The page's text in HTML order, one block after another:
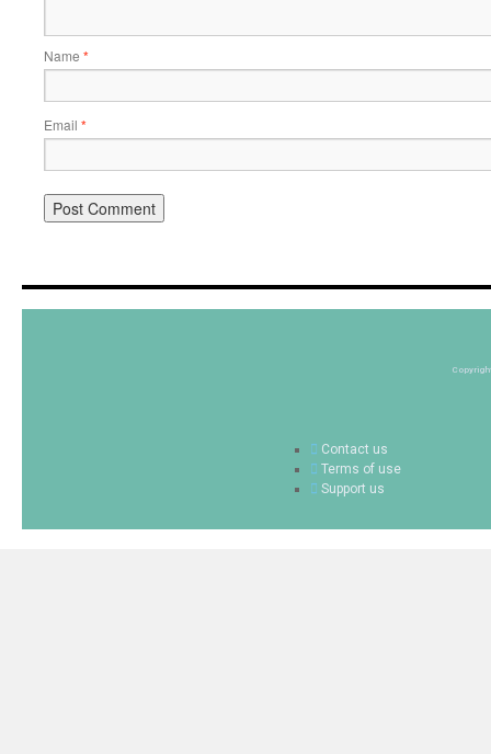
Name *
Email *
Contact us
Terms of use
Support us